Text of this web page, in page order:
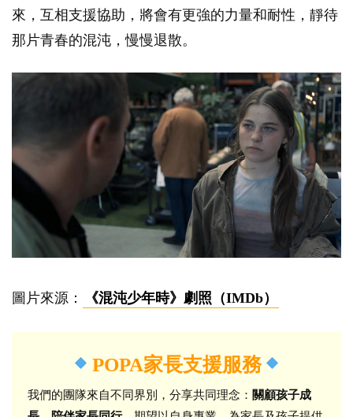
來，互相支援協助，將會有更強的力量和耐性，靜待
那片青春的混沌，慢慢退散。
圖片來源： 《混沌少年時》劇照（IMDb）
POPA家長支援服務
我們的團隊來自不同界別，分享共同理念： 關顧孩子成